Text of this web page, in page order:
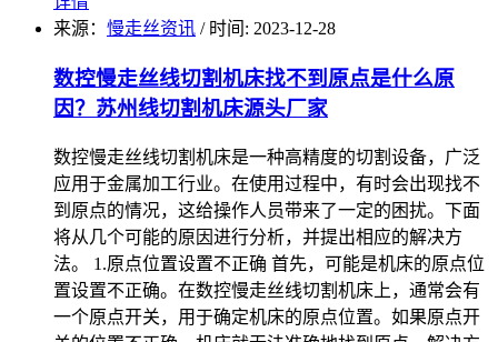
来源： 慢走丝资讯 / 时间: 2023-12-28
数控慢走丝线切割机床找不到原点是什么原
因？苏州线切割机床源头厂家
数控慢走丝线切割机床是一种高精度的切割设备，广泛
应用于金属加工行业。在使用过程中，有时会出现找不
到原点的情况，这给操作人员带来了一定的困扰。下面
将从几个可能的原因进行分析，并提出相应的解决方
法。 1.原点位置设置不正确 首先，可能是机床的原点位
置设置不正确。在数控慢走丝线切割机床上，通常会有
一个原点开关，用于确定机床的原点位置。如果原点开